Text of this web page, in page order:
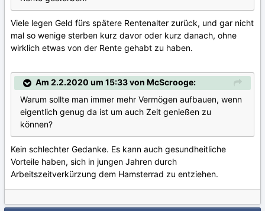
Viele legen Geld fürs spätere Rentenalter zurück, und gar nicht
mal so wenige sterben kurz davor oder kurz danach, ohne
wirklich etwas von der Rente gehabt zu haben.
Am 2.2.2020 um 15:33 von McScrooge:
Warum sollte man immer mehr Vermögen aufbauen, wenn
eigentlich genug da ist um auch Zeit genießen zu
können?
Kein schlechter Gedanke. Es kann auch gesundheitliche
Vorteile haben, sich in jungen Jahren durch
Arbeitszeitverkürzung dem Hamsterrad zu entziehen.